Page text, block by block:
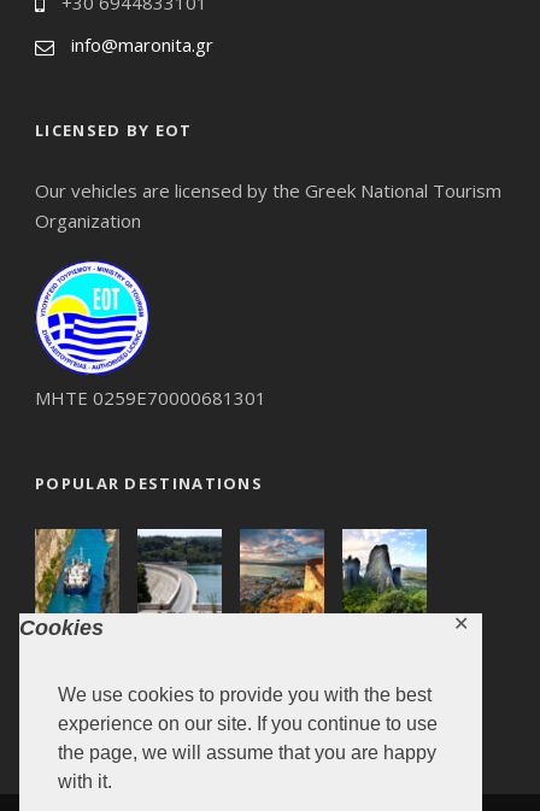
Cookies
We use cookies to provide you with the best
experience on our site. If you continue to use
the page, we will assume that you are happy
with it.
✕
info@maronita.gr
LICENSED BY EOT
Our vehicles are licensed by the Greek National Tourism
Organization
ΜΗΤΕ 0259Ε70000681301
POPULAR DESTINATIONS